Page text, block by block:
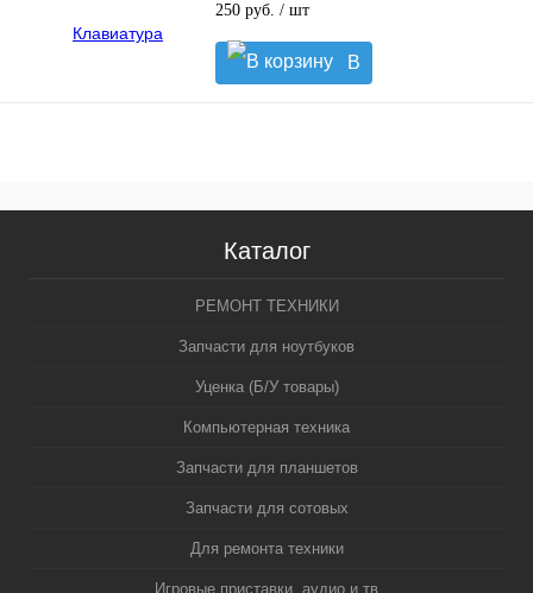
250 руб. / шт
В
корзину
Каталог
РЕМОНТ ТЕХНИКИ
Запчасти для ноутбуков
Уценка (Б/У товары)
Компьютерная техника
Запчасти для планшетов
Запчасти для сотовых
Для ремонта техники
Игровые приставки, аудио и тв